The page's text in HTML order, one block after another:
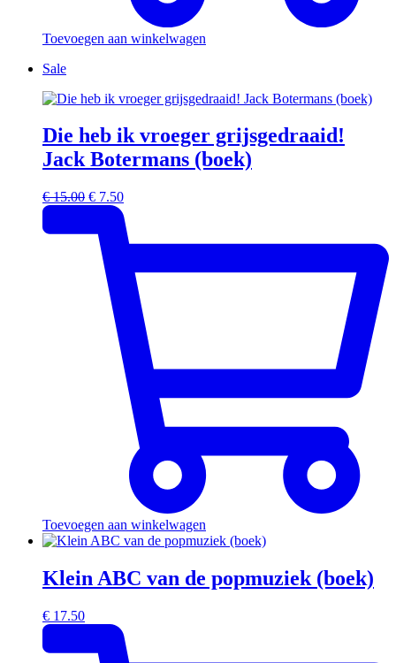
Toevoegen aan winkelwagen
Sale
Die heb ik vroeger grijsgedraaid!
Jack Botermans (boek)
€15.00 Oorspronkelijke
€ 15.00.
€ 7.50Huidige
prijs
is:
€ 7.50.
Toevoegen aan winkelwagen
Klein ABC van de popmuziek (boek)
€ 17.50